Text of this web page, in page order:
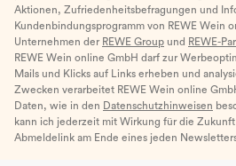
Aktionen, Zufriedenheitsbefragungen und
Kundenbindungsprogramm von REWE Wein
Unternehmen der REWE Group und REWE-
REWE Wein online GmbH darf zur
Mails und Klicks auf Links erheben und
Zwecken verarbeitet REWE Wein online
Daten, wie in den Datenschutzhinweisen
kann ich jederzeit mit Wirkung für die
Abmeldelink am Ende eines jeden